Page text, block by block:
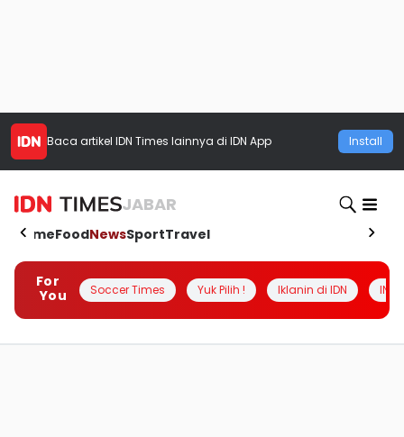
Baca artikel IDN Times lainnya di IDN App Install
JABAR
HomeFoodNewsSportTravel
For
You
Soccer Times Yuk Pilih ! Iklanin di IDN